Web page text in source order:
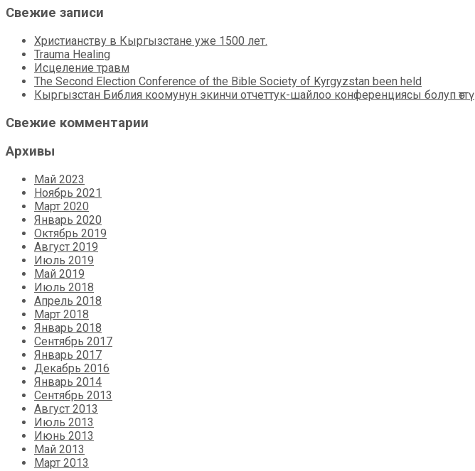
Свежие записи
Христианству в Кыргызстане уже 1500 лет.
Trauma Healing
Исцеление травм
The Second Election Conference of the Bible Society of Kyrgyzstan been held
Кыргызстан Библия коомунун экинчи отчеттук-шайлоо конференциясы болуп өттү
Свежие комментарии
Архивы
Май 2023
Ноябрь 2021
Март 2020
Январь 2020
Октябрь 2019
Август 2019
Июль 2019
Май 2019
Июль 2018
Апрель 2018
Март 2018
Январь 2018
Сентябрь 2017
Январь 2017
Декабрь 2016
Январь 2014
Сентябрь 2013
Август 2013
Июль 2013
Июнь 2013
Май 2013
Март 2013